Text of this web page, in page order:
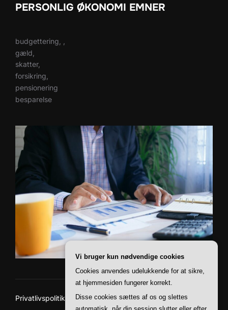
PERSONLIG ØKONOMI EMNER
budgettering, ,
gæld,
skatter,
forsikring,
pensionering
besparelse
Privatlivspolitik
Vi bruger kun nødvendige cookies
Cookies anvendes udelukkende for at sikre,
at hjemmesiden fungerer korrekt.
Disse cookies sættes af os og slettes